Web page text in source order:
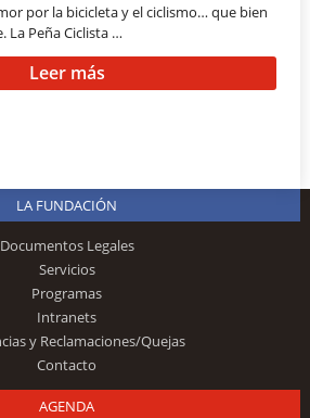
por la bicicleta y el ciclismo… que bien
La Peña Ciclista …
Leer más
LA FUNDACIÓN
Documentos Legales
Servicios
Programas
Intranets
y Reclamaciones/Quejas
Contacto
AGENDA